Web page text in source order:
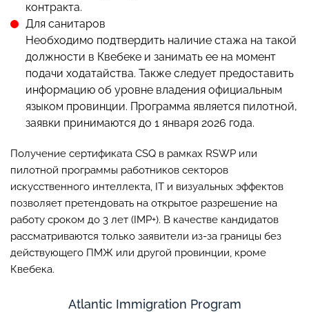
контракта.
Для санитаров
Необходимо подтвердить наличие стажа на такой
должности в Квебеке и занимать ее на момент
подачи ходатайства. Также следует предоставить
информацию об уровне владения официальным
языком провинции. Программа является пилотной,
заявки принимаются до 1 января 2026 года.
Получение сертификата CSQ в рамках RSWP или
пилотной программы работников секторов
искусственного интеллекта, IT и визуальных эффектов
позволяет претендовать на открытое разрешение на
работу сроком до 3 лет (IMP+). В качестве кандидатов
рассматриваются только заявители из-за границы без
действующего ПМЖ или другой провинции, кроме
Квебека.
Atlantic Immigration Program